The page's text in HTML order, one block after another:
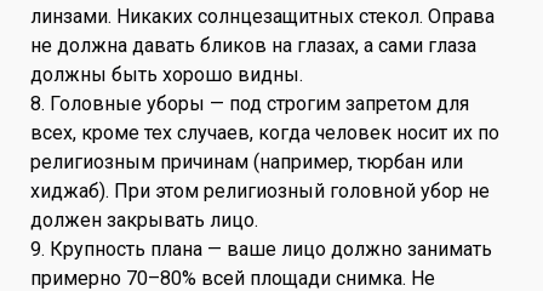
линзами. Никаких солнцезащитных стекол. Оправа
не должна давать бликов на глазах, а сами глаза
должны быть хорошо видны.
8. Головные уборы — под строгим запретом для
всех, кроме тех случаев, когда человек носит их по
религиозным причинам (например, тюрбан или
хиджаб). При этом религиозный головной убор не
должен закрывать лицо.
9. Крупность плана — ваше лицо должно занимать
примерно 70–80% всей площади снимка. Не